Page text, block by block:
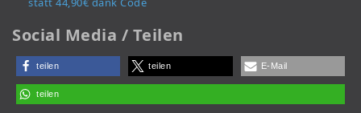
Social Media / Teilen
teilen teilen E-Mail
teilen